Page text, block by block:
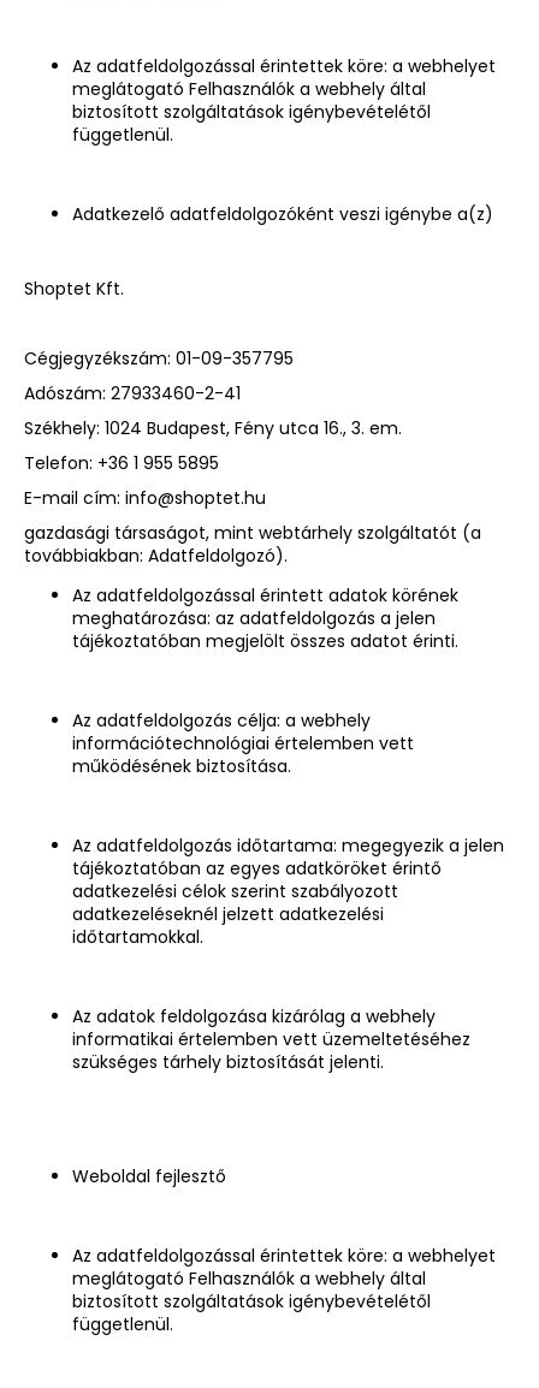
Az adatfeldolgozással érintettek köre: a webhelyet
meglátogató Felhasználók a webhely által
biztosított szolgáltatások igénybevételétől
függetlenül.
Adatkezelő adatfeldolgozóként veszi igénybe a(z)
Shoptet Kft.
Cégjegyzékszám: 01-09-357795
Adószám: 27933460-2-41
Székhely: 1024 Budapest, Fény utca 16., 3. em.
Telefon: +36 1 955 5895
E-mail cím: info@shoptet.hu
gazdasági társaságot, mint webtárhely szolgáltatót (a
továbbiakban: Adatfeldolgozó).
Az adatfeldolgozással érintett adatok körének
meghatározása: az adatfeldolgozás a jelen
tájékoztatóban megjelölt összes adatot érinti.
Az adatfeldolgozás célja: a webhely
információtechnológiai értelemben vett
működésének biztosítása.
Az adatfeldolgozás időtartama: megegyezik a jelen
tájékoztatóban az egyes adatköröket érintő
adatkezelési célok szerint szabályozott
adatkezeléseknél jelzett adatkezelési
időtartamokkal.
Az adatok feldolgozása kizárólag a webhely
informatikai értelemben vett üzemeltetéséhez
szükséges tárhely biztosítását jelenti.
Weboldal fejlesztő
Az adatfeldolgozással érintettek köre: a webhelyet
meglátogató Felhasználók a webhely által
biztosított szolgáltatások igénybevételétől
függetlenül.